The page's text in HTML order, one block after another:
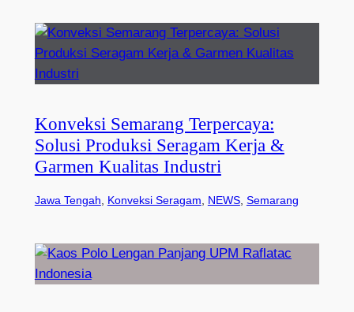
Konveksi Semarang Terpercaya:
Solusi Produksi Seragam Kerja &
Garmen Kualitas Industri
Jawa Tengah Konveksi Seragam NEWS, Semarang